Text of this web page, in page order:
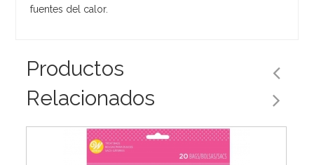
fuentes del calor.
Productos
Relacionados